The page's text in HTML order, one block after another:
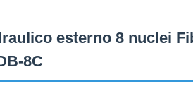
esterno 8 nuclei
8C